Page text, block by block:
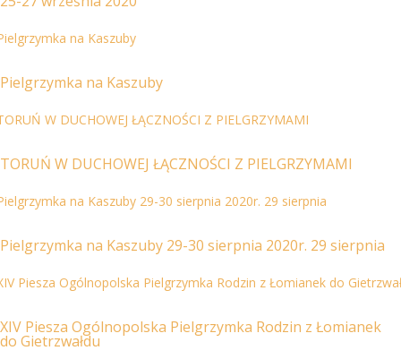
Pielgrzymka na Kaszuby
TORUŃ W DUCHOWEJ ŁĄCZNOŚCI Z PIELGRZYMAMI
Pielgrzymka na Kaszuby 29-30 sierpnia 2020r. 29 sierpnia
XIV Piesza Ogólnopolska Pielgrzymka Rodzin z Łomianek
do Gietrzwałdu